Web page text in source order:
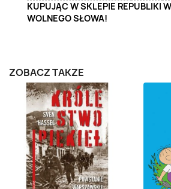
KUPUJĄC W SKLEPIE REPUBLIKI
WOLNEGO SŁOWA!
ZOBACZ TAKŻE